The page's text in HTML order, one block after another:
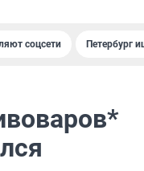
соцсети Петербург